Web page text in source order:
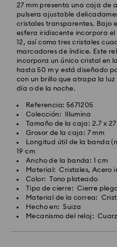
27 mm presenta una caja de
pulsera ajustable
cristales transparentes. Bajo
esfera iridiscente incorpora
12, así como tres cristales
marcadores de índice. Este
incorpora un único cristal en
hasta 50 m y está diseñado
con un brillo que atrapa la luz
día o de la noche.
Referencia: 5671205
Colección: Illumina
Tamaño de la caja: 2.7 x
Grosor de la caja: 7 mm
Longitud útil de la banda
19 cm
Ancho de la banda: 1 cm
Material: Cristales, Acero
Color: Tono plateado
Tipo de cierre: Cierre
Material de la correa:
Hecho en: Suiza
Mecanismo del reloj: